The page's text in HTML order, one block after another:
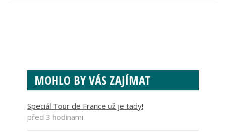
MOHLO BY VÁS ZAJÍMAT
Speciál Tour de France už je tady!
před 3 hodinami